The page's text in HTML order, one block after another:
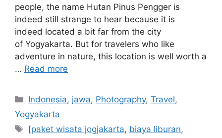
people, the name Hutan Pinus Pengger is
indeed still strange to hear because it is
indeed located a bit far from the city
of Yogyakarta. But for travelers who like
adventure in nature, this location is well worth a
… Read more
Indonesia, jawa, Photography,Travel,
Yogyakarta
[paket wisata jogjakarta, biaya liburan,